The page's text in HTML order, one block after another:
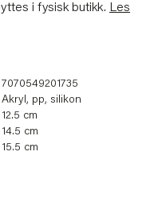
i fysisk butikk. Les
7070549201735
Akryl, pp, silikon
12.5 cm
14.5 cm
15.5 cm